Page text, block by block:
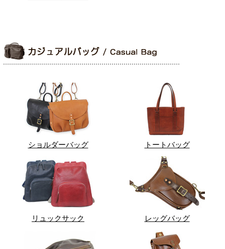
ショルダーバッグ トートバッグ
リュックサック レッグバッグ